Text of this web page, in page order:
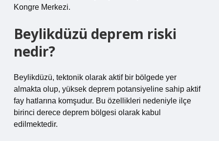
Kongre Merkezi.
Beylikdüzü deprem riski
nedir?
Beylikdüzü, tektonik olarak aktif bir bölgede yer
almakta olup, yüksek deprem potansiyeline sahip aktif
fay hatlarına komşudur. Bu özellikleri nedeniyle ilçe
birinci derece deprem bölgesi olarak kabul
edilmektedir.